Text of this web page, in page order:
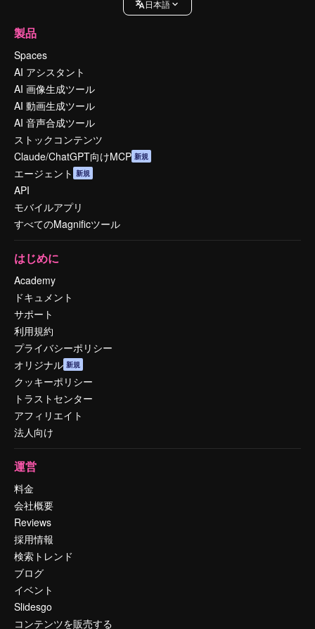
日本語
製品
Spaces
AI アシスタント
AI 画像生成ツール
AI 動画生成ツール
AI 音声合成ツール
ストックコンテンツ
Claude/ChatGPT向けMCP 新規
エージェント 新規
API
モバイルアプリ
すべてのMagnificツール
はじめに
Academy
ドキュメント
サポート
利用規約
プライバシーポリシー
オリジナル 新規
クッキーポリシー
トラストセンター
アフィリエイト
法人向け
運営
料金
会社概要
Reviews
採用情報
検索トレンド
ブログ
イベント
Slidesgo
コンテンツを販売する